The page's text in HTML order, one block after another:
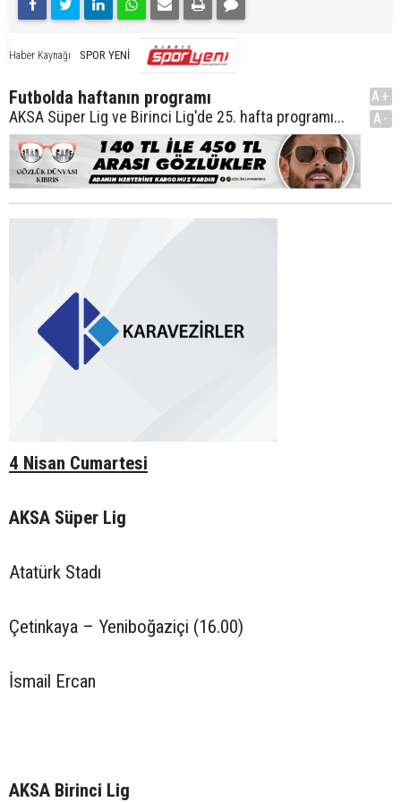
Haber Kaynağı SPOR YENİ
Futbolda haftanın programı
AKSA Süper Lig ve Birinci Lig'de 25. hafta programı...
A+
A-
4 Nisan Cumartesi
AKSA Süper Lig
Atatürk Stadı
Çetinkaya – Yeniboğaziçi (16.00)
İsmail Ercan
AKSA Birinci Lig